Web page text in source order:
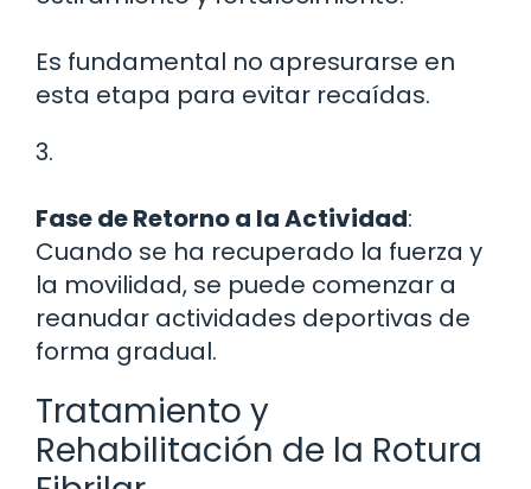
Es fundamental no apresurarse en
esta etapa para evitar recaídas.
3.
Fase de Retorno a la Actividad:
Cuando se ha recuperado la fuerza y
la movilidad, se puede comenzar a
reanudar actividades deportivas de
forma gradual.
Tratamiento y
Rehabilitación de la Rotura